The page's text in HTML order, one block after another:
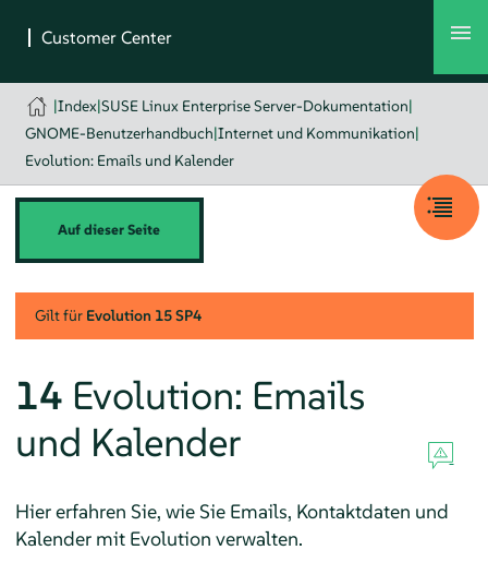
|Index|SUSE Linux Enterprise Server-Dokumentation|
GNOME-Benutzerhandbuch|Internet und Kommunikation|
Evolution: Emails und Kalender
Auf dieser Seite
Gilt für Evolution 15 SP4
14 Evolution: Emails
und Kalender
Hier erfahren Sie, wie Sie Emails, Kontaktdaten und
Kalender mit Evolution verwalten.